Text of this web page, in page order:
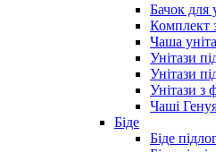
Бачок для
Комплект
Чаша
Унітази
Унітази
Унітази з
Чаші
Біде
Біде